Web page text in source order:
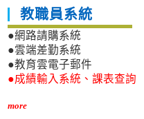
教職員系統
●網路請購系統
●雲端差勤系統
●教育雲電子郵件
●成績輸入系統、課表查詢
more